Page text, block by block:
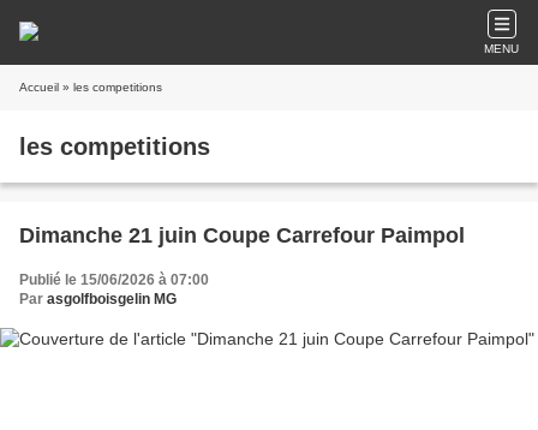
MENU
Accueil » les competitions
les competitions
Dimanche 21 juin Coupe Carrefour Paimpol
Publié le 15/06/2026 à 07:00
Par asgolfboisgelin MG